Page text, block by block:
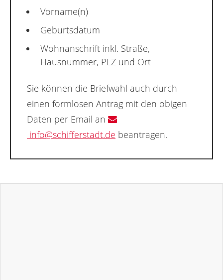
Vorname(n)
Geburtsdatum
Wohnanschrift inkl. Straße,
Hausnummer, PLZ und Ort
Sie können die Briefwahl auch durch
einen formlosen Antrag mit den obigen
Daten per Email an
info@schifferstadt.de beantragen.